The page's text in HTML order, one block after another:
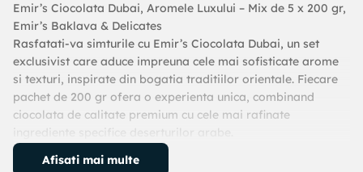
Emir’s Ciocolata Dubai, Aromele Luxului – Mix de 5 x 200 gr,
Emir’s Baklava & Delicates
Rasfatati-va simturile cu Emir’s Ciocolata Dubai, un set
exclusivist care aduce impreuna cele mai sofisticate arome
si texturi, inspirate din bogatia traditiilor orientale. Fiecare
pachet de 200 gr ofera o experienta unica, combinand
ciocolata de calitate premium cu cele mai rafinate
ingrediente specifice deserturilor arabe.
Acest set este compus din cinci sortimente de ciocolata,
fiecare imbogatita cu combinatii surprinzatoare si
Afisati mai multe